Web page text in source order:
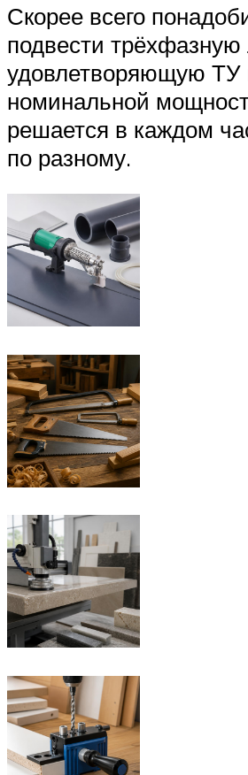
Скорее всего
подвести
удовлетворяющую ТУ
номинальной
решается в каждом
по разному.